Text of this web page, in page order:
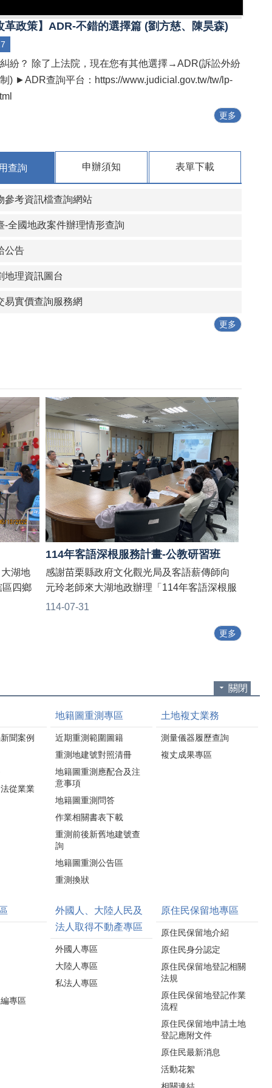
革政策】ADR-不錯的選擇篇 (劉方慈、陳昊森)
紛？ 除了上法院，現在您有其他選擇→ADR(訴訟外紛
) ►ADR查詢平台：https://www.judicial.gov.tw/tw/lp-
更多
查詢 申辦須知 表單下載
參考資訊檔查詢網站
-全國地政案件辦理情形查詢
公告
地理資訊圖台
易實價查詢服務網
更多
湖地
區四鄉
114年客語深根服務計畫-公教研習班
114-07-31
感謝苗栗縣政府文化觀光局及客語薪傳師向
元玲老師來大湖地政辦理「114年客語深根服
務計畫-公教研習班」👏👏 老師教學兼具互
意說、能夠說 👄👍 由生活客語至公務客語，
更多
關閉
聞案例
從業業
地籍圖重測專區
近期重測範圍圖籍
重測地建號對照清冊
地籍圖重測應配合及注
意事項
地籍圖重測問答
作業相關書表下載
重測前後新舊地建號查
詢
地籍圖重測公告區
重測換狀
土地複丈業務
測量儀器履歷查詢
複丈成果專區
專區
外國人、大陸人民及
法人取得不動產專區
外國人專區
大陸人專區
私法人專區
原住民保留地專區
原住民保留地介紹
原住民身分認定
原住民保留地登記相關
法規
原住民保留地登記作業
流程
原住民保留地申請土地
登記應附文件
原住民最新消息
活動花絮
相關連結